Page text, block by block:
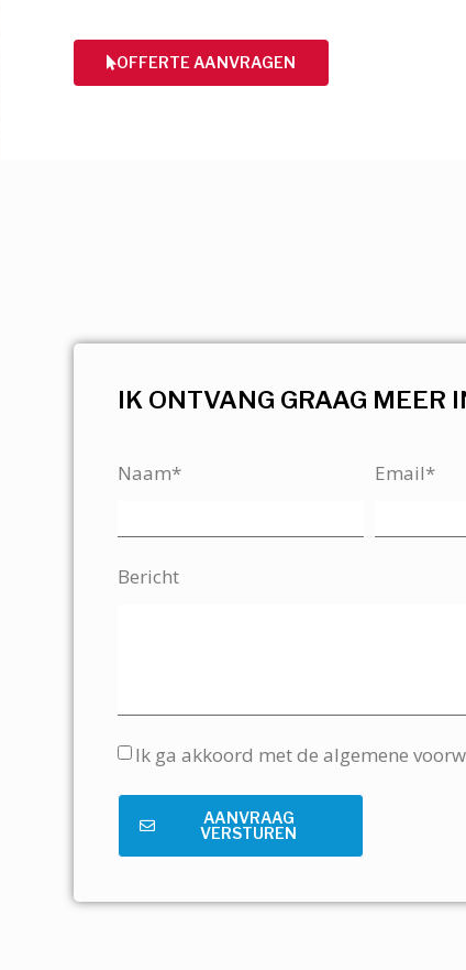
OFFERTE AANVRAGEN
IK ONTVANG GRAAG MEER
Naam* Email*
Bericht
Ik ga akkoord met de algemene
AANVRAAG
VERSTUREN